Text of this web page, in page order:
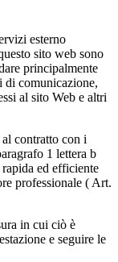
esterno
sito web sono
principalmente
di comunicazione,
al sito Web e altri
contratto con i
1 lettera b
ed efficiente
professionale ( Art.
in cui ciò è
e seguire le